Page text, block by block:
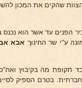
הצוות שהקים את המכון
ע"י שר החינוך אבא
תקופת מה בקיבוץ
חברתית. בטרם הספיק